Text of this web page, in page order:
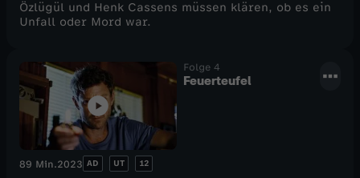
Özlügül und Henk Cassens müssen klären, ob es ein
Unfall oder Mord war.
Folge 4
Feuerteufel
89 Min.2023 AD UT 12